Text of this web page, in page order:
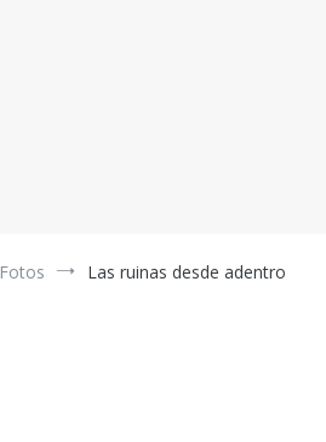
Fotos Las ruinas desde adentro